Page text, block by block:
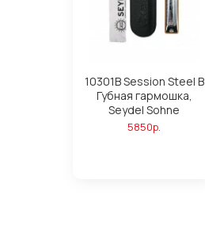
10301B Session Steel B
Губная гармошка,
Seydel Sohne
5850р.